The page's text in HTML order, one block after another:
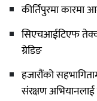
कीर्तिपुरमा
सिएचआईटिएफ
ग्रेडिङ
हजारौंको
संरक्षण अभियानलाई